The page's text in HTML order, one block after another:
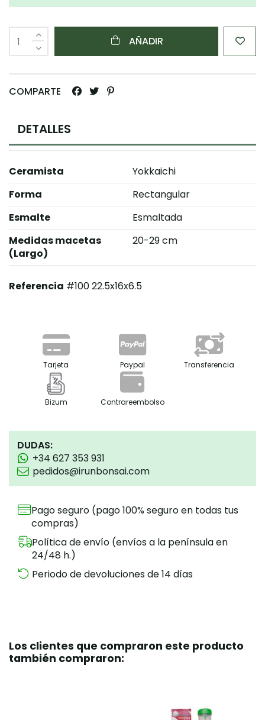
AÑADIR
COMPARTE
DETALLES
Ceramista
Yokkaichi
Forma
Rectangular
Esmalte
Esmaltada
Medidas macetas
(Largo)
20-29 cm
Referencia #100 22.5x16x6.5
Tarjeta Paypal Transferencia
Bizum Contrareembolso
DUDAS:
+34 627 353 931
pedidos@irunbonsai.com
Pago seguro (pago 100% seguro en todas tus
compras)
Política de envío (envíos a la península en
24/48 h.)
Periodo de devoluciones de 14 días
Los clientes que compraron este producto
también compraron: